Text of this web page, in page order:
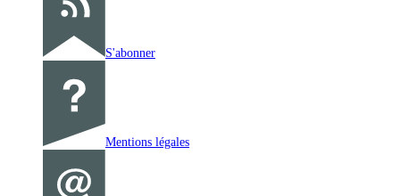
S'abonner
Mentions légales